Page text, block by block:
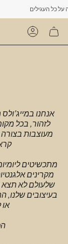
Account
אנחנו
לזהור, בכל
מעוצבות
מתכשיטים
מקרינים
שלעולם לא תצא
בעיצובים שלנו,